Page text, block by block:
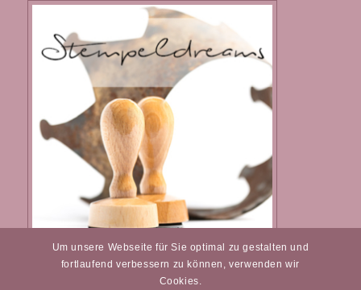
Individuelle Stempel
Um unsere Webseite für Sie optimal zu gestalten und
fortlaufend verbessern zu können, verwenden wir
Cookies.